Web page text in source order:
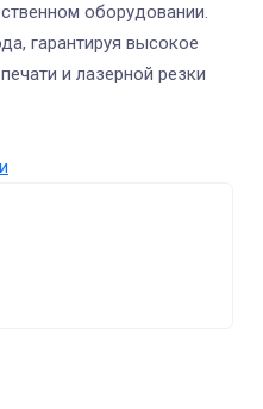
оборудовании.
гарантируя высокое
и лазерной резки